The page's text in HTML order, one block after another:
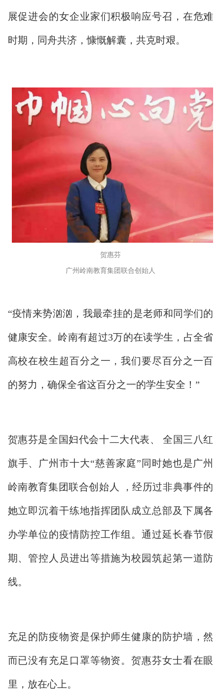
展促进会的女企业家们积极响应号召，在危难
时期，同舟共济，慷慨解囊，共克时艰。
贺惠芬
广州岭南教育集团联合创始人
“疫情来势汹汹，我最牵挂的是老师和同学们的
健康安全。岭南有超过3万的在读学生，占全省
高校在校生超百分之一，我们要尽百分之一百
的努力，确保全省这百分之一的学生安全！”
贺惠芬是全国妇代会十二大代表、 全国三八红
旗手、广州市十大“慈善家庭”同时她也是广州
岭南教育集团联合创始人 ，经历过非典事件的
她立即沉着干练地指挥团队成立总部及下属各
办学单位的疫情防控工作组。通过延长春节假
期、管控人员进出等措施为校园筑起第一道防
线。
充足的防疫物资是保护师生健康的防护墙，然
而已没有充足口罩等物资。贺惠芬女士看在眼
里，放在心上。